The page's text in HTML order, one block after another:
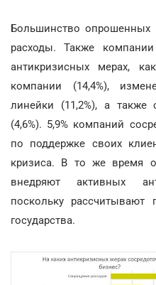
Большинство опрошенных
расходы. Также
антикризисных мерах,
компании (14,4%),
линейки (11,2%), а также
(4,6%). 5,9% компаний
по поддержке своих
кризиса. В то же время
внедряют активных
поскольку
государства.